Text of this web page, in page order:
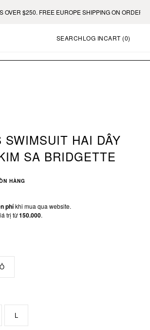
FREE EUROPE SHIPPING ON ORDERS OVER
SEARCHLOG INCART (0)
SWIMSUIT HAI DÂY
SA BRIDGETTE
HÀNG
phíkhi mua qua website.
trị từ150.000.
L